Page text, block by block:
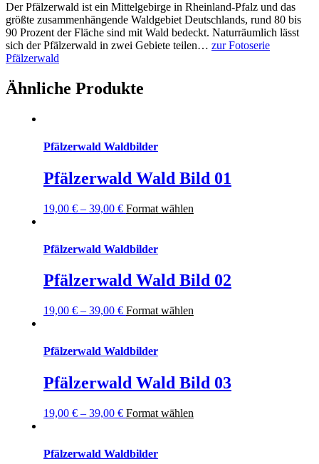
Der Pfälzerwald ist ein Mittelgebirge in Rheinland-Pfalz und das
größte zusammenhängende Waldgebiet Deutschlands, rund 80 bis
90 Prozent der Fläche sind mit Wald bedeckt. Naturräumlich lässt
sich der Pfälzerwald in zwei Gebiete teilen… zur Fotoserie
Pfälzerwald
Ähnliche Produkte
Pfälzerwald Waldbilder
Pfälzerwald Wald Bild 01
19,00 €– 39,00 € Format wählen
Pfälzerwald Waldbilder
Pfälzerwald Wald Bild 02
19,00 €– 39,00 € Format wählen
Pfälzerwald Waldbilder
Pfälzerwald Wald Bild 03
19,00 €– 39,00 € Format wählen
Pfälzerwald Waldbilder